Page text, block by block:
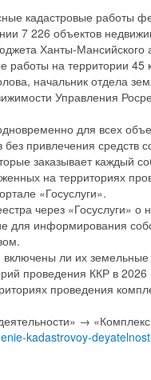
кадастровые работы
7 226 объектов
Ханты-Мансийского
на территории 45
начальник отдела
Управления
для всех
привлечения средств
заказывает каждый
на территориях
«Госуслуги».
через «Госуслуги» о
для информирования
ли их земельные
проведения ККР в 2026
проведения
→
kadastrovoy-